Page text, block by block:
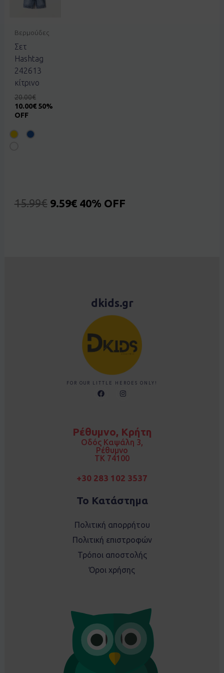
Βερμούδες
Σετ
Hashtag
242613
κίτρινο
20.00€
10.00€ 50%
OFF
15.99€ 9.59€ 40% OFF
dkids.gr
FOR OUR LITTLE HEROES ONLY!
F
a
o
k
I
n
r
a
m
Ρέθυμνο, Κρήτη
Οδός Καψάλη 3,
Ρέθυμνο
TK 74100
+30 283 102 3537
Το Κατάστημα
Πολιτική απορρήτου
Πολιτική επιστροφών
Τρόποι αποστολής
Όροι χρήσης